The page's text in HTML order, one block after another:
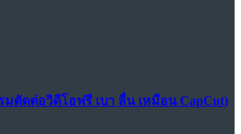
มตัดต่อวิดีโอฟรี เบา ลื่น เหมือน CapCut)